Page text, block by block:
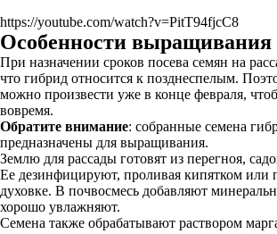
https://youtube.com/watch?v=PitT94fjcC8
Особенности выращивания
При назначении сроков посева семян на
что гибрид относится к позднеспелым.
можно произвести уже в конце февраля,
вовремя.
Обратите внимание: собранные семена
предназначены для выращивания.
Землю для рассады готовят из перегноя,
Ее дезинфицируют, проливая кипятком или
духовке. В почвосмесь добавляют
хорошо увлажняют.
Семена также обрабатывают раствором